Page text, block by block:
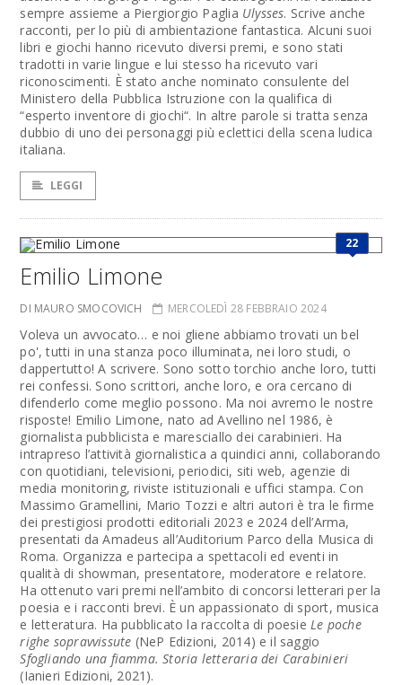
sempre assieme a Piergiorgio Paglia Ulysses. Scrive anche
racconti, per lo più di ambientazione fantastica. Alcuni suoi
libri e giochi hanno ricevuto diversi premi, e sono stati
tradotti in varie lingue e lui stesso ha ricevuto vari
riconoscimenti. È stato anche nominato consulente del
Ministero della Pubblica Istruzione con la qualifica di
“esperto inventore di giochi“. In altre parole si tratta senza
dubbio di uno dei personaggi più eclettici della scena ludica
italiana.
LEGGI
22
Emilio Limone
DI MAURO SMOCOVICH MERCOLEDÌ 28 FEBBRAIO 2024
Voleva un avvocato… e noi gliene abbiamo trovati un bel
po', tutti in una stanza poco illuminata, nei loro studi, o
dappertutto! A scrivere. Sono sotto torchio anche loro, tutti
rei confessi. Sono scrittori, anche loro, e ora cercano di
difenderlo come meglio possono. Ma noi avremo le nostre
risposte! Emilio Limone, nato ad Avellino nel 1986, è
giornalista pubblicista e maresciallo dei carabinieri. Ha
intrapreso l’attività giornalistica a quindici anni, collaborando
con quotidiani, televisioni, periodici, siti web, agenzie di
media monitoring, riviste istituzionali e uffici stampa. Con
Massimo Gramellini, Mario Tozzi e altri autori è tra le firme
dei prestigiosi prodotti editoriali 2023 e 2024 dell’Arma,
presentati da Amadeus all’Auditorium Parco della Musica di
Roma. Organizza e partecipa a spettacoli ed eventi in
qualità di showman, presentatore, moderatore e relatore.
Ha ottenuto vari premi nell’ambito di concorsi letterari per la
poesia e i racconti brevi. È un appassionato di sport, musica
e letteratura. Ha pubblicato la raccolta di poesieLe poche
righe sopravvissute (NeP Edizioni, 2014) e il saggio
Sfogliando una fiamma. Storia letteraria dei Carabinieri
(Ianieri Edizioni, 2021).